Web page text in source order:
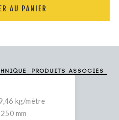
AU PANIER
Produits associés
kg/mètre
mm